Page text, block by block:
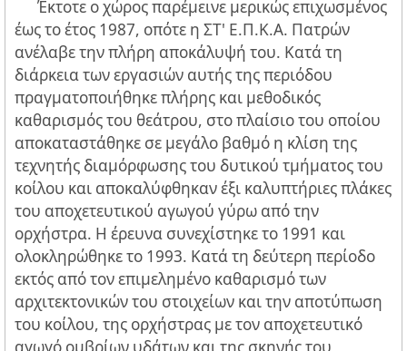
Έκτοτε ο χώρος παρέμεινε μερικώς επιχωσμένος
έως το έτος 1987, οπότε η ΣΤ' Ε.Π.Κ.Α. Πατρών
ανέλαβε την πλήρη αποκάλυψή του. Κατά τη
διάρκεια των εργασιών αυτής της περιόδου
πραγματοποιήθηκε πλήρης και μεθοδικός
καθαρισμός του θεάτρου, στο πλαίσιο του οποίου
αποκαταστάθηκε σε μεγάλο βαθμό η κλίση της
τεχνητής διαμόρφωσης του δυτικού τμήματος του
κοίλου και αποκαλύφθηκαν έξι καλυπτήριες πλάκες
του αποχετευτικού αγωγού γύρω από την
ορχήστρα. H έρευνα συνεχίστηκε το 1991 και
ολοκληρώθηκε το 1993. Κατά τη δεύτερη περίοδο
εκτός από τον επιμελημένο καθαρισμό των
αρχιτεκτονικών του στοιχείων και την αποτύπωση
του κοίλου, της ορχήστρας με τον αποχετευτικό